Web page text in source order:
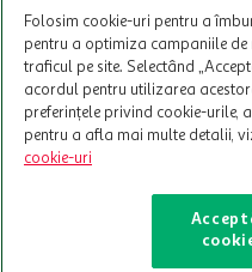
care aceste este suspendat
intretineri sau reparatii tehnice
Iti stam
Folosim cookie-uri pentru a
pentru a optimiza campaniile
traficul pe site. Selectând
acordul pentru utilizarea
preferințele privind cookie-urile,
pentru a afla mai multe detalii,
cookie-uri